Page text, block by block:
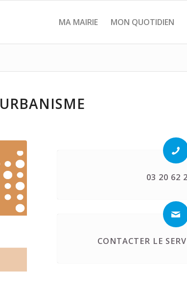
MA MAIRIE MON QUOTIDIEN
URBANISME
03 20 62
CONTACTER LE